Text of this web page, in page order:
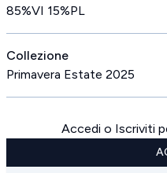
85%VI 15%PL
Collezione
Primavera Estate 2025
Accedi o Iscriviti